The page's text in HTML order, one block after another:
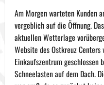
Am Morgen warteten Kunden
vergeblich auf die Öffnung.
aktuellen Wetterlage
Website des Ostkreuz
Einkaufszentrum geschlossen
Schneelasten auf dem Dach.